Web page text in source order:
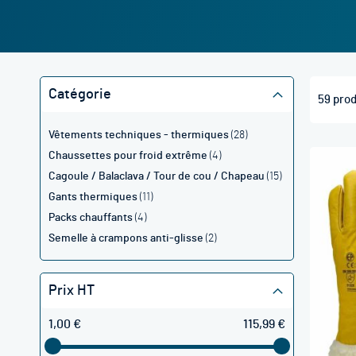
59
Catégorie
Vêtements techniques - thermiques 28articles
Chaussettes pour froid extrême 4articles
Cagoule / Balaclava / Tour de cou / Chapeau 15articles
Gants thermiques 11 articles
Packs chauffants 4articles
Semelle à crampons anti-glisse 2articles
Prix HT
1,00 € 115,99 €